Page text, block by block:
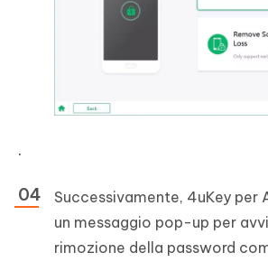
.
Successivamente, 4uKey per
un messaggio pop-up per
rimozione della password